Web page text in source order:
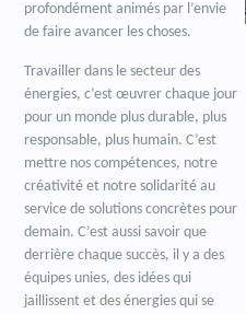
profondément animés par l’envie
de faire avancer les choses.
Travailler dans le secteur des
énergies, c’est œuvrer chaque jour
pour un monde plus durable, plus
responsable, plus humain. C’est
mettre nos compétences, notre
créativité et notre solidarité au
service de solutions concrètes pour
demain. C’est aussi savoir que
derrière chaque succès, il y a des
équipes unies, des idées qui
jaillissent et des énergies qui se